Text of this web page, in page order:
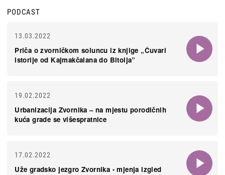
PODCAST
13.03.2022
Priča o zvorničkom soluncu iz knjige „Čuvari
istorije od Kajmakčalana do Bitolja”
19.02.2022
Urbanizacija Zvornika – na mjestu porodičnih
kuća grade se višespratnice
17.02.2022
Uže gradsko jezgro Zvornika - mjenja izgled